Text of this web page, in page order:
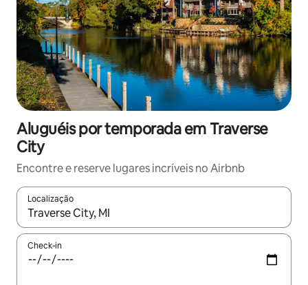
Aluguéis por temporada em Traverse
City
Encontre e reserve lugares incríveis no Airbnb
Localização
Quando os resultados estiverem disponíveis, explore-os
Check-in